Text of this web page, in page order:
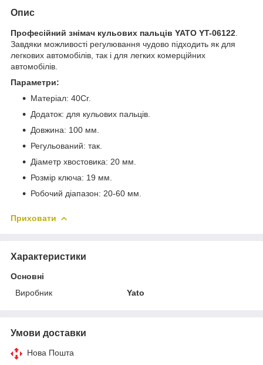
Опис
Професійний знімач кульових пальців YATO YT-06122
Завдяки можливості регулювання чудово підходить як для
легкових автомобілів, так і для легких комерційних
автомобілів.
Параметри:
Матеріал: 40Cr.
Додаток: для кульових пальців.
Довжина: 100 мм.
Регульований: так.
Діаметр хвостовика: 20 мм.
Розмір ключа: 19 мм.
Робочий діапазон: 20-60 мм.
Приховати
Характеристики
Основні
Виробник
Yato
Умови доставки
Нова Пошта